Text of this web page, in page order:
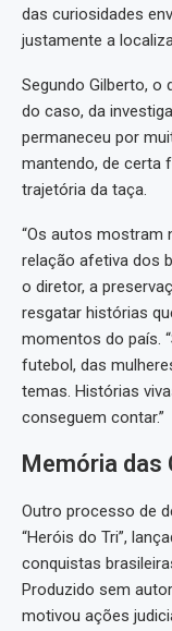
das curiosidades
justamente a
Segundo Gilberto, o
do caso, da
permaneceu por
mantendo, de certa
trajetória da taça.
“Os autos mostram
relação afetiva dos
o diretor, a
resgatar histórias
momentos do país.
futebol, das
temas. Histórias
conseguem contar.”
Memória das
Outro processo de
“Heróis do Tri”,
conquistas
Produzido sem
motivou ações